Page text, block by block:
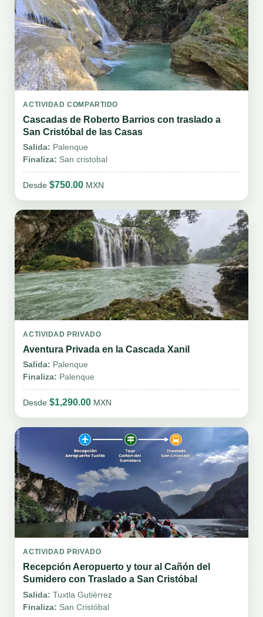
ACTIVIDAD COMPARTIDO
Cascadas de Roberto Barrios con traslado a
San Cristóbal de las Casas
Salida: Palenque
Finaliza: San cristobal
Desde$750.00 MXN
ACTIVIDAD PRIVADO
Aventura Privada en la Cascada Xanil
Salida: Palenque
Finaliza: Palenque
Desde$1,290.00 MXN
ACTIVIDAD PRIVADO
Recepción Aeropuerto y tour al Cañón del
Sumidero con Traslado a San Cristóbal
Salida: Tuxtla Gutiérrez
Finaliza: San Cristóbal